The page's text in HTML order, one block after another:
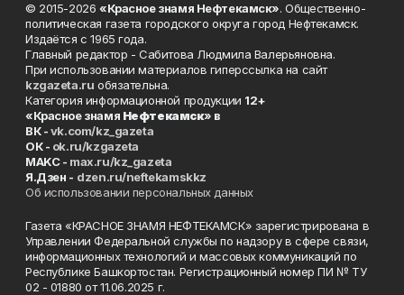
© 2015-2026 «Красное знамя Нефтекамск». Общественно-
политическая газета городского округа город Нефтекамск.
Издаётся с 1965 года.
Главный редактор - Сабитова Людмила Валерьяновна.
При использовании материалов гиперссылка на сайт
kzgazeta.ru обязательна.
Категория информационной продукции 12+
«Красное знамя Нефтекамск» в
ВК -vk.com/kz_gazeta
ОК - ok.ru/kzgazeta
MAKC - max.ru/kz_gazeta
Я.Дзен - dzen.ru/neftekamskkz
Об использовании персональных данных
Газета «КРАСНОЕ ЗНАМЯ НЕФТЕКАМСК» зарегистрирована в
Управлении Федеральной службы по надзору в сфере связи,
информационных технологий и массовых коммуникаций по
Республике Башкортостан. Регистрационный номер ПИ № ТУ
02 - 01880 от 11.06.2025 г.